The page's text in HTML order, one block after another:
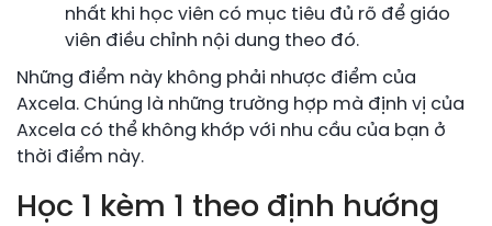
nhất khi học viên có mục tiêu đủ rõ để giáo
viên điều chỉnh nội dung theo đó.
Những điểm này không phải nhược điểm của
Axcela. Chúng là những trường hợp mà định vị của
Axcela có thể không khớp với nhu cầu của bạn ở
thời điểm này.
Học 1 kèm 1 theo định hướng